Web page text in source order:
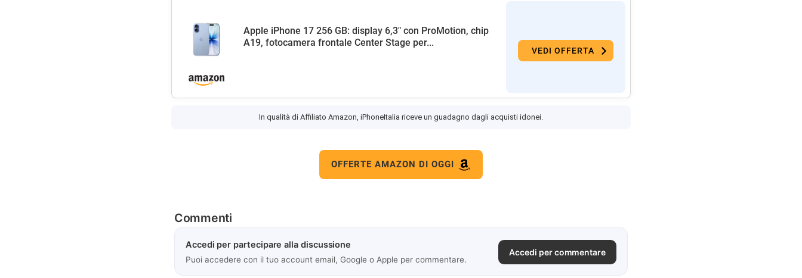
Apple iPhone 17 256 GB: display 6,3" con ProMotion, chip
A19, fotocamera frontale Center Stage per...
VEDI OFFERTA
In qualità di Affiliato Amazon, iPhoneItalia riceve un guadagno dagli acquisti idonei.
OFFERTE AMAZON DI OGGI
Commenti
Accedi per partecipare alla discussione
Puoi accedere con il tuo account email, Google o Apple per commentare.
Accedi per commentare